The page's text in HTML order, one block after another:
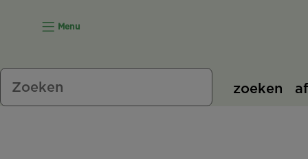
Menu
zoeken